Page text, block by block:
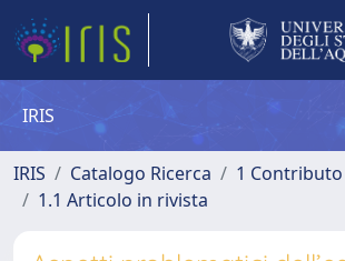
IRIS
IRIS Catalogo Ricerca
1 Contributo
1.1 Articolo in rivista